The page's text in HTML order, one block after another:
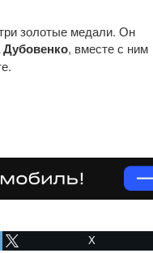
золотые медали. Он
, вместе с ним
X